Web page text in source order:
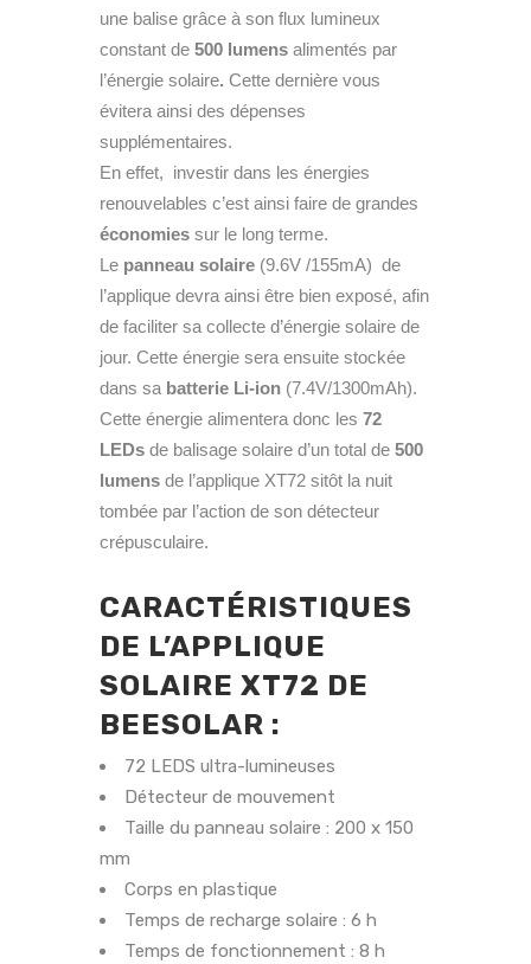
une balise grâce à son flux lumineux
constant de 500 lumens alimentés par
l’énergie solaire. Cette dernière vous
évitera ainsi des dépenses
supplémentaires.
En effet, investir dans les énergies
renouvelables c’est ainsi faire de grandes
économies sur le long terme.
Le panneau solaire (9.6V /155mA) de
l’applique devra ainsi être bien exposé, afin
de faciliter sa collecte d’énergie solaire de
jour. Cette énergie sera ensuite stockée
dans sa batterie Li-ion (7.4V/1300mAh).
Cette énergie alimentera donc les 72
LEDs de balisage solaire d’un total de 500
lumens de l’applique XT72 sitôt la nuit
tombée par l’action de son détecteur
crépusculaire.
CARACTÉRISTIQUES
DE L’APPLIQUE
SOLAIRE XT72 DE
BEESOLAR :
72 LEDS ultra-lumineuses
Détecteur de mouvement
Taille du panneau solaire : 200 x 150
mm
Corps en plastique
Temps de recharge solaire : 6 h
Temps de fonctionnement : 8 h